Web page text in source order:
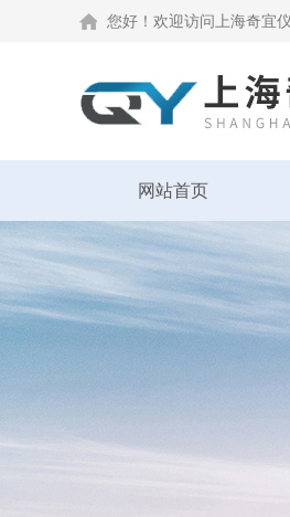
您好！欢迎访问上海奇宜
网站首页